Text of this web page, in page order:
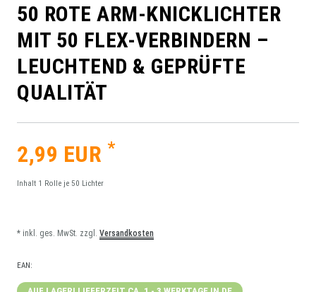
50 ROTE ARM-KNICKLICHTER
MIT 50 FLEX-VERBINDERN –
LEUCHTEND & GEPRÜFTE
QUALITÄT
2,99 EUR *
Inhalt 1 Rolle je 50 Lichter
* inkl. ges. MwSt. zzgl. Versandkosten
EAN: